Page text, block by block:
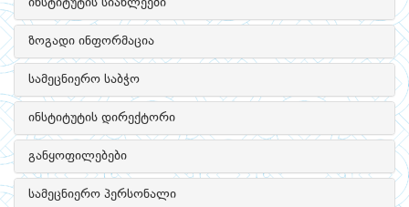
ინსტიტუტის სიახლეები
ზოგადი ინფორმაცია
სამეცნიერო საბჭო
ინსტიტუტის დირექტორი
განყოფილებები
სამეცნიერო პერსონალი